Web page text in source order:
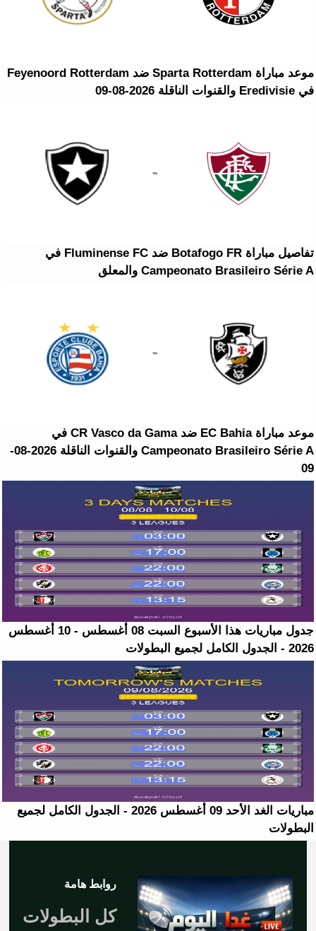
موعد مباراة Sparta Rotterdam ضد Feyenoord Rotterdam
في Eredivisie والقنوات الناقلة 2026-08-09
تفاصيل مباراة Botafogo FR ضد Fluminense FC في
Campeonato Brasileiro Série A والمعلق
موعد مباراة EC Bahia ضد CR Vasco da Gama في
Campeonato Brasileiro Série A والقنوات الناقلة 2026-08-
09
جدول مباريات هذا الأسبوع السبت 08 أغسطس - 10 أغسطس
2026 - الجدول الكامل لجميع البطولات
مباريات الغد الأحد 09 أغسطس 2026 - الجدول الكامل لجميع
البطولات
روابط هامة
كل البطولات